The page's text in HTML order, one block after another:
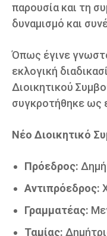
παρουσία και τη
δυναμισμό και
Όπως έγινε
εκλογική
Διοικητικού
συγκροτήθηκε ως
Νέο Διοικητικό
Πρόεδρος:
Αντιπρόεδρος:
Γραμματέας:
Ταμίας: